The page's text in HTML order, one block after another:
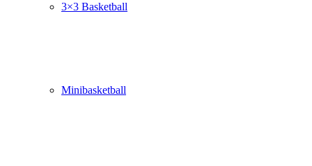
3×3 Basketball
Minibasketball